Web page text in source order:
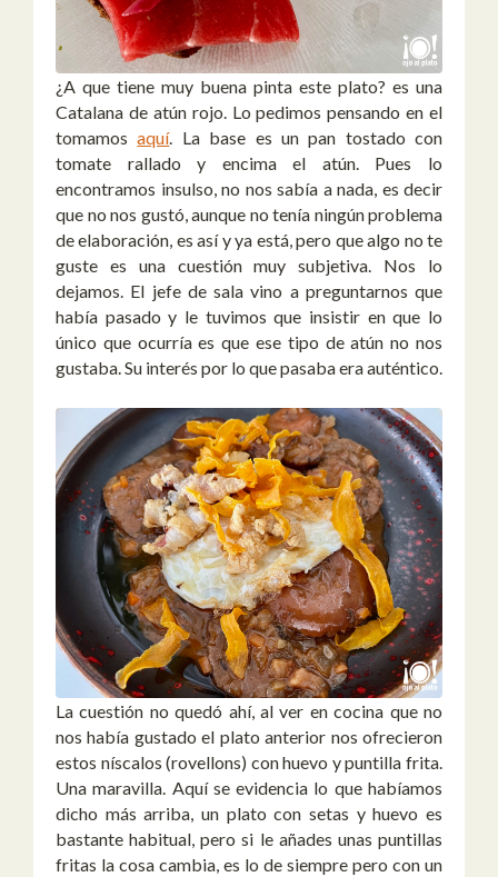
¿A que tiene muy buena pinta este plato? es una
Catalana de atún rojo. Lo pedimos pensando en el
tomamosaquí. La base es un pan tostado con
tomate rallado y encima el atún. Pues lo
encontramos insulso, no nos sabía a nada, es decir
que no nos gustó, aunque no tenía ningún problema
de elaboración, es así y ya está, pero que algo no te
guste es una cuestión muy subjetiva. Nos lo
dejamos. El jefe de sala vino a preguntarnos que
había pasado y le tuvimos que insistir en que lo
único que ocurría es que ese tipo de atún no nos
gustaba. Su interés por lo que pasaba era auténtico.
La cuestión no quedó ahí, al ver en cocina que no
nos había gustado el plato anterior nos ofrecieron
estos níscalos (rovellons) con huevo y puntilla frita.
Una maravilla. Aquí se evidencia lo que habíamos
dicho más arriba, un plato con setas y huevo es
bastante habitual, pero si le añades unas puntillas
fritas la cosa cambia, es lo de siempre pero con un